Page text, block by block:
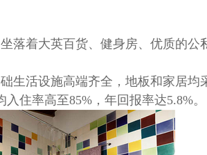
落着大英百货、健身房、优质的
生活设施高端齐全，地板和家居
住率高至85%，年回报率达5.8%。